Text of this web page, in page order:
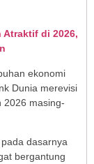
Atraktif di 2026,
ekonomi
Dunia merevisi
2026 masing-
dasarnya
bergantung